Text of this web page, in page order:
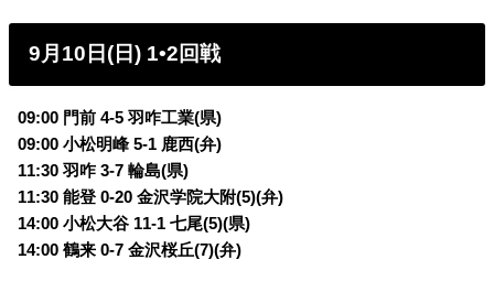
9月10日(日) 1•2回戦
09:00 門前 4-5 羽咋工業(県)
09:00 小松明峰 5-1 鹿西(弁)
11:30 羽咋 3-7 輪島(県)
11:30 能登 0-20 金沢学院大附(5)(弁)
14:00 小松大谷 11-1 七尾(5)(県)
14:00 鶴来 0-7 金沢桜丘(7)(弁)